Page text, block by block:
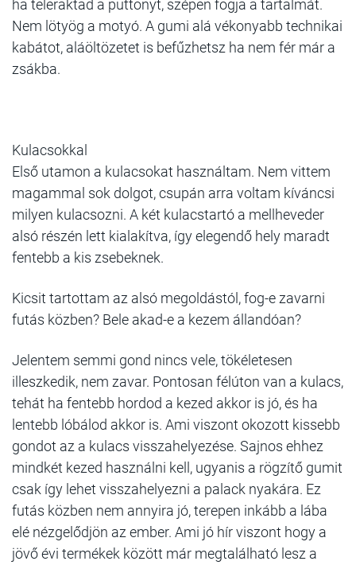
ha teleraktad a puttonyt, szépen fogja a tartalmát.
Nem lötyög a motyó. A gumi alá vékonyabb technikai
kabátot, aláöltözetet is befűzhetsz ha nem fér már a
zsákba.
Kulacsokkal
Első utamon a kulacsokat használtam. Nem vittem
magammal sok dolgot, csupán arra voltam kíváncsi
milyen kulacsozni. A két kulacstartó a mellheveder
alsó részén lett kialakítva, így elegendő hely maradt
fentebb a kis zsebeknek.
Kicsit tartottam az alsó megoldástól, fog-e zavarni
futás közben? Bele akad-e a kezem állandóan?
Jelentem semmi gond nincs vele, tökéletesen
illeszkedik, nem zavar. Pontosan félúton van a kulacs,
tehát ha fentebb hordod a kezed akkor is jó, és ha
lentebb lóbálod akkor is. Ami viszont okozott kissebb
gondot az a kulacs visszahelyezése. Sajnos ehhez
mindkét kezed használni kell, ugyanis a rögzítő gumit
csak így lehet visszahelyezni a palack nyakára. Ez
futás közben nem annyira jó, terepen inkább a lába
elé nézgelődjön az ember. Ami jó hír viszont hogy a
jövő évi termékek között már megtalálható lesz a